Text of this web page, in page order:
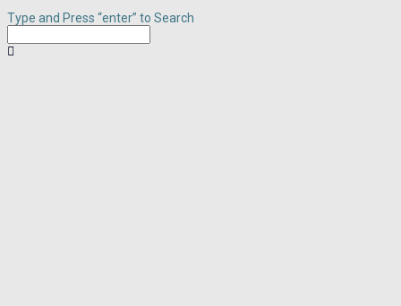
Type and Press “enter” to Search